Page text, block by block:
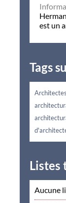
est un
Tags
Listes
Aucune